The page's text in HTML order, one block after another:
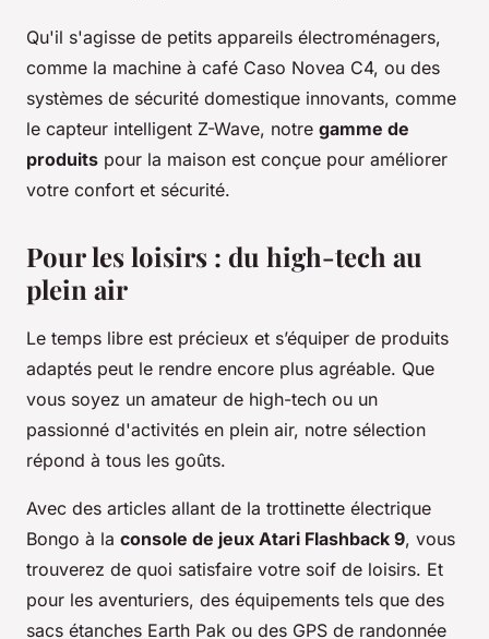
Qu'il s'agisse de petits appareils électroménagers,
comme la machine à café Caso Novea C4, ou des
systèmes de sécurité domestique innovants, comme
le capteur intelligent Z-Wave, notre gamme de
produits pour la maison est conçue pour améliorer
votre confort et sécurité.
Pour les loisirs : du high-tech au
plein air
Le temps libre est précieux et s’équiper de produits
adaptés peut le rendre encore plus agréable. Que
vous soyez un amateur de high-tech ou un
passionné d'activités en plein air, notre sélection
répond à tous les goûts.
Avec des articles allant de la trottinette électrique
Bongo à la console de jeux Atari Flashback 9, vous
trouverez de quoi satisfaire votre soif de loisirs. Et
pour les aventuriers, des équipements tels que des
sacs étanches Earth Pak ou des GPS de randonnée